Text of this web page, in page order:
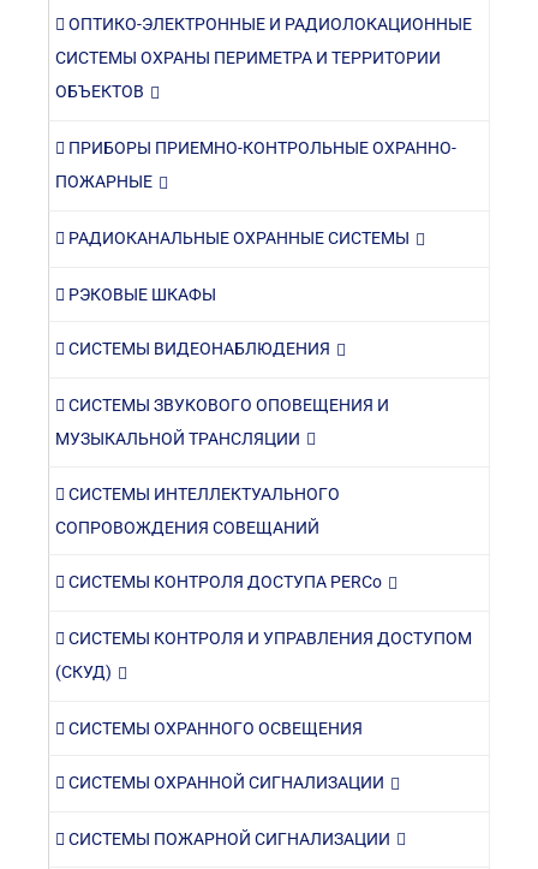
ОПТИКО-ЭЛЕКТРОННЫЕ И РАДИОЛОКАЦИОННЫЕ
СИСТЕМЫ ОХРАНЫ ПЕРИМЕТРА И ТЕРРИТОРИИ
ОБЪЕКТОВ
ПРИБОРЫ ПРИЕМНО-КОНТРОЛЬНЫЕ ОХРАННО-
ПОЖАРНЫЕ
РАДИОКАНАЛЬНЫЕ ОХРАННЫЕ СИСТЕМЫ
РЭКОВЫЕ ШКАФЫ
СИСТЕМЫ ВИДЕОНАБЛЮДЕНИЯ
СИСТЕМЫ ЗВУКОВОГО ОПОВЕЩЕНИЯ И
МУЗЫКАЛЬНОЙ ТРАНСЛЯЦИИ
СИСТЕМЫ ИНТЕЛЛЕКТУАЛЬНОГО
СОПРОВОЖДЕНИЯ СОВЕЩАНИЙ
СИСТЕМЫ КОНТРОЛЯ ДОСТУПА PERCo
СИСТЕМЫ КОНТРОЛЯ И УПРАВЛЕНИЯ ДОСТУПОМ
(СКУД)
СИСТЕМЫ ОХРАННОГО ОСВЕЩЕНИЯ
СИСТЕМЫ ОХРАННОЙ СИГНАЛИЗАЦИИ
СИСТЕМЫ ПОЖАРНОЙ СИГНАЛИЗАЦИИ